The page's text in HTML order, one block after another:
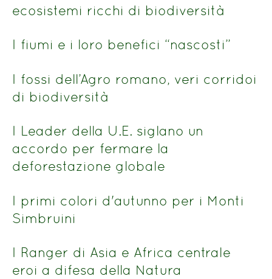
ecosistemi ricchi di biodiversità
I fiumi e i loro benefici “nascosti”
I fossi dell’Agro romano, veri corridoi
di biodiversità
I Leader della U.E. siglano un
accordo per fermare la
deforestazione globale
I primi colori d'autunno per i Monti
Simbruini
I Ranger di Asia e Africa centrale
eroi a difesa della Natura